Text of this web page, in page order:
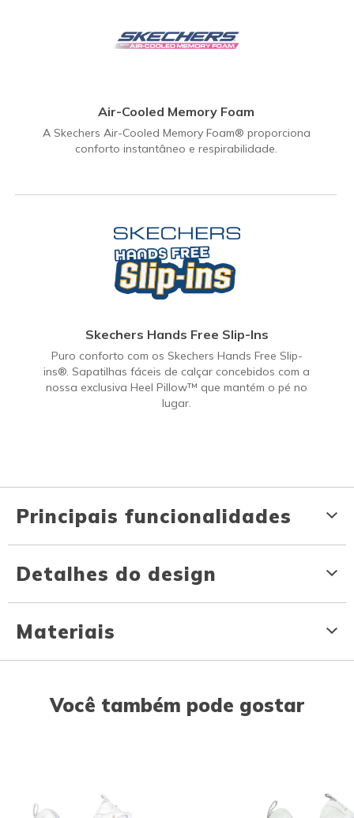
Air-Cooled Memory Foam
A Skechers Air-Cooled Memory Foam® proporciona
conforto instantâneo e respirabilidade.
Skechers Hands Free Slip-Ins
Puro conforto com os Skechers Hands Free Slip-
ins®. Sapatilhas fáceis de calçar concebidos com a
nossa exclusiva Heel Pillow™ que mantém o pé no
lugar.
Principais funcionalidades
Detalhes do design
Materiais
Você também pode gostar